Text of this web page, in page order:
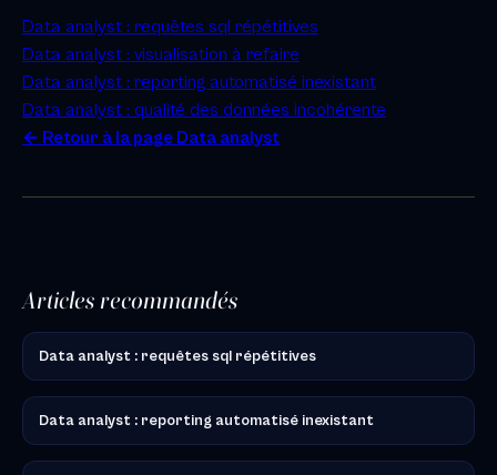
Data analyst : requêtes sql répétitives
Data analyst : visualisation à refaire
Data analyst : reporting automatisé inexistant
Data analyst : qualité des données incohérente
← Retour à la page Data analyst
Articles recommandés
Data analyst : requêtes sql répétitives
Data analyst : reporting automatisé inexistant